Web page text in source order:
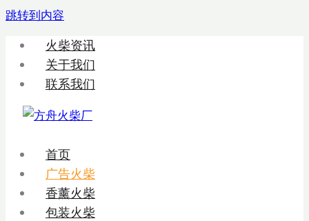
跳转到内容
火柴资讯
关于我们
联系我们
首页
广告火柴
香薰火柴
包装火柴